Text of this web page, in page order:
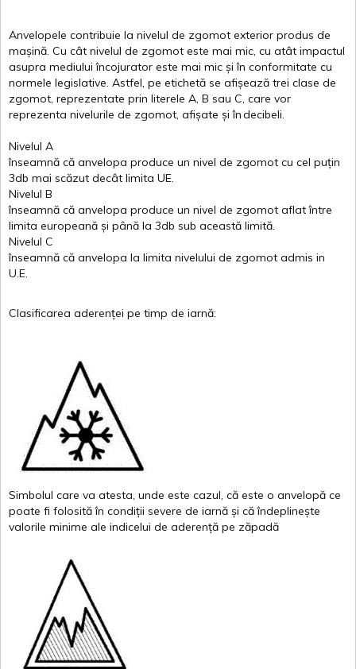
Anvelopele contribuie la nivelul de zgomot exterior produs de
mașină. Cu cât nivelul de zgomot este mai mic, cu atât impactul
asupra mediului încojurator este mai mic și în conformitate cu
normele legislative. Astfel, pe etichetă se afișează trei clase de
zgomot, reprezentate prin literele A, B sau C, care vor
reprezenta nivelurile de zgomot, afișate și îndecibeli.
Nivelul A
înseamnă că anvelopa produce un nivel de zgomot cu cel puțin
3db mai scăzut decât limita UE.
Nivelul B
înseamnă că anvelopa produce un nivel de zgomot aflat între
limita europeană și până la 3db sub această limită.
Nivelul C
înseamnă că anvelopa la limita nivelului de zgomot admis in
U.E.
Clasificarea aderenței pe timp de iarnă:
Simbolul care va atesta, unde este cazul, că este o anvelopă ce
poate fi folosită în condiții severe de iarnă și că îndeplinește
valorile minime ale indicelui de aderență pe zăpadă